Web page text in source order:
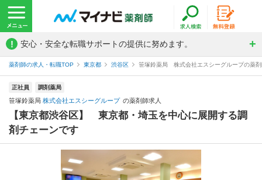
! 安心・安全な転職サポートの提供に努めます。
薬剤師の求人・転職TOP 東京都 渋谷区 笹塚鈴薬局 株式会社エスシーグループの薬
正社員 調剤薬局
笹塚鈴薬局 株式会社エスシーグループ の薬剤師求人
【東京都渋谷区】 東京都・埼玉を中心に展開する調
剤チェーンです